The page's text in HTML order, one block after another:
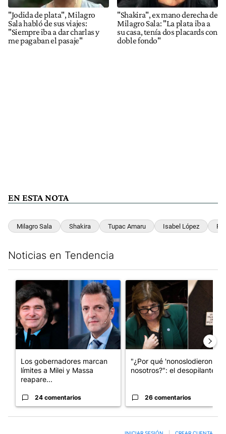
"Jodida de plata", Milagro
Sala habló de sus viajes:
"Siempre iba a dar charlas y
me pagaban el pasaje"
"Shakira", ex mano derecha de
Milagro Sala: "La plata iba a
su casa, tenía dos placards con
doble fondo"
EN ESTA NOTA
Milagro Sala Shakira Tupac Amaru Isabel López
Noticias en Tendencia
Un artículo de tendencia con el título "Los gobernadores
Los gobernadores marcan
límites a Milei y Massa
reapare...
24 comentarios
Un artículo de tendencia
"¿Por qué 'nonoslodieron' a
nosotros?": el desopilante ...
26 comentarios